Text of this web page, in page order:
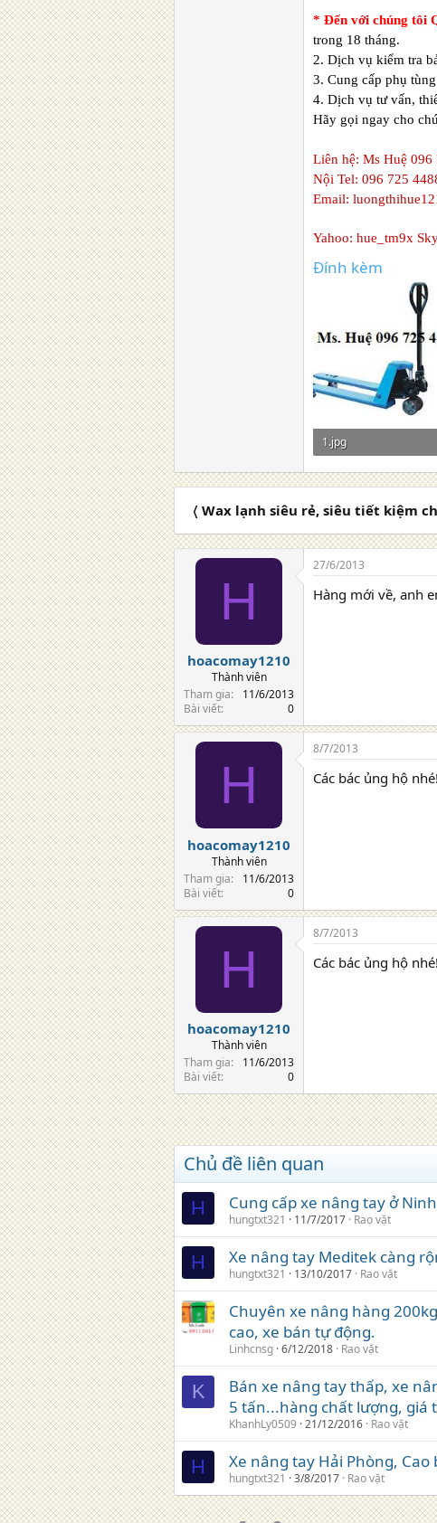
* Đến với chúng tôi
trong 18 tháng.
2. Dịch vụ kiểm tra
3. Cung cấp phụ
4. Dịch vụ tư vấn,
Hãy gọi ngay cho
Liên hệ: Ms Huệ 096
Nội Tel: 096 725
Email:
Yahoo: hue_tm9x
Đính kèm
1.jpg
17 KB · Lượt xem: 123
〈 Wax lạnh siêu rẻ, siêu tiết kiệm
H
hoacomay1210
Thành viên
Tham gia
11/6/2013
Bài viết
0
27/6/2013
Hàng mới về, anh
H
hoacomay1210
Thành viên
Tham gia
11/6/2013
Bài viết
0
8/7/2013
Các bác ủng hộ nhé!
H
hoacomay1210
Thành viên
Tham gia
11/6/2013
Bài viết
0
8/7/2013
Các bác ủng hộ nhé!
Chủ đề liên quan
H Cung cấp xe nâng tay ở
hungtxt321 11/7/2017 Rao vặt
H Xe nâng tay Meditek càng
hungtxt321 13/10/2017 Rao vặt
Chuyên xe nâng hàng
cao, xe bán tự động.
Linhcnsg 6/12/2018 Rao vặt
K
Bán xe nâng tay thấp, xe
5 tấn...hàng chất lượng, giá
KhanhLy0509 21/12/2016 Rao vặt
H Xe nâng tay Hải Phòng,
hungtxt321 3/8/2017 Rao vặt